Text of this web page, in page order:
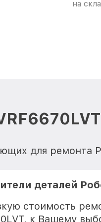
на
для ремонта
деталей
стоимость
к Вашему